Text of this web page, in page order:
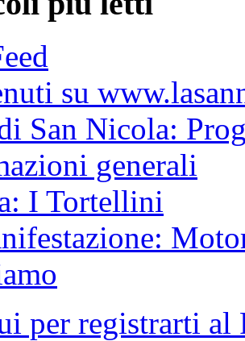
su
San Nicola:
generali
I Tortellini
per registrarti al